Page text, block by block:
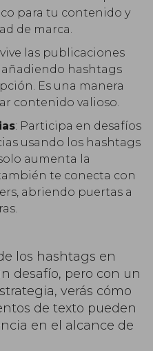
para tu contenido y
de marca.
las publicaciones
hashtags
Es una manera
contenido valioso.
: Participa en desafíos
usando los hashtags
aumenta la
te conecta con
abriendo puertas a
los hashtags en
desafío, pero con un
verás cómo
de texto pueden
en el alcance de